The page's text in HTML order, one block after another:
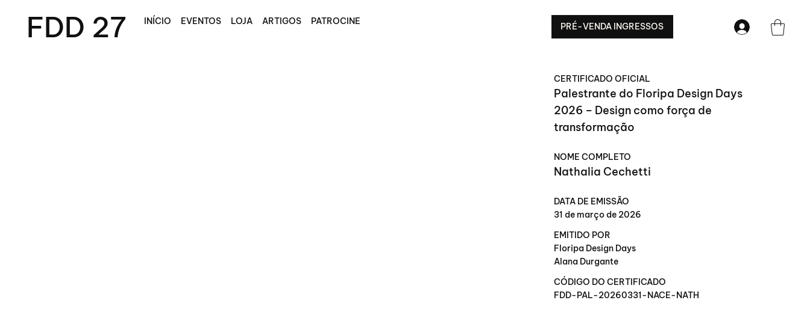
FDD 27 INÍCIO EVENTOS LOJA ARTIGOS PATROCINE PRÉ-VENDA INGRESSOS
CERTIFICADO OFICIAL
Palestrante do Floripa Design Days
2026 – Design como força de
transformação
NOME COMPLETO
Nathalia Cechetti
DATA DE EMISSÃO
31 de março de 2026
EMITIDO POR
Floripa Design Days
Alana Durgante
CÓDIGO DO CERTIFICADO
FDD-PAL-20260331-NACE-NATH